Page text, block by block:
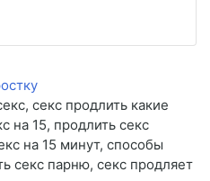
секс продлить какие
на 15, продлить секс
на 15 минут, способы
секс парню, секс продляет